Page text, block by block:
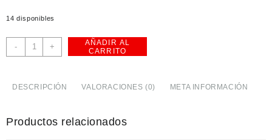
14 disponibles
-
ER2D:
Diodo
600V
+
AÑADIR AL
CARRITO
DESCRIPCIÓN VALORACIONES (0) META INFORMACIÓN
Productos relacionados